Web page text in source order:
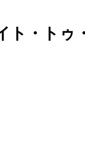
ト・トゥ